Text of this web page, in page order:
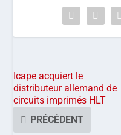
Icape acquiert le
distributeur allemand de
circuits imprimés HLT
PRÉCÉDENT